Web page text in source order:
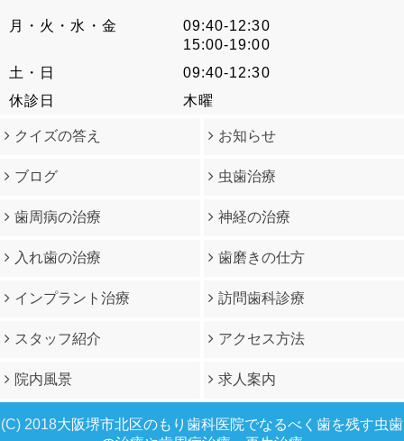
月・火・水・金
09:40-12:30
15:00-19:00
土・日
09:40-12:30
休診日
木曜
クイズの答え お知らせ
ブログ 虫歯治療
歯周病の治療 神経の治療
入れ歯の治療 歯磨きの仕方
インプラント治療 訪問歯科診療
スタッフ紹介 アクセス方法
院内風景 求人案内
(C) 2018大阪堺市北区のもり歯科医院でなるべく歯を残す虫歯